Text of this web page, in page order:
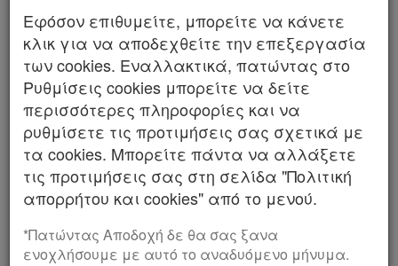
Χρήσιμα
Assistant
Νομολογία
Kodiko
Αριθμός 2252/2025
ΤΟ ΣΥΜΒΟΥΛΙΟ ΤΗΣ ΕΠΙΚΡΑΤΕΙΑΣ
ΤΜΗΜΑ Β΄
Συνεδρίασε δημόσια στο ακροατήριό του στις
8 Οκτωβρίου 2025, με την εξής σύνθεση:
Δημήτριος Εμμανουηλίδης, Αντιπρόεδρος,
Πρόεδρος του Β΄ Τμήματος, Παναγιώτης
Τσούκας, Μαρία Σταματοπούλου, Βασιλική
Μόσχου, Μαρία-Ελένη Παπαδημήτρη,
Εφόσον επιθυμείτε, μπορείτε να κάνετε
κλικ για να αποδεχθείτε την επεξεργασία
των cookies. Εναλλακτικά, πατώντας στο
Ρυθμίσεις cookies μπορείτε να δείτε
περισσότερες πληροφορίες και να
ρυθμίσετε τις προτιμήσεις σας σχετικά με
τα cookies. Μπορείτε πάντα να αλλάξετε
τις προτιμήσεις σας στη σελίδα "Πολιτική
απορρήτου και cookies" από το μενού.
*Πατώντας Αποδοχή δε θα σας ξανα
ενοχλήσουμε με αυτό το αναδυόμενο μήνυμα.